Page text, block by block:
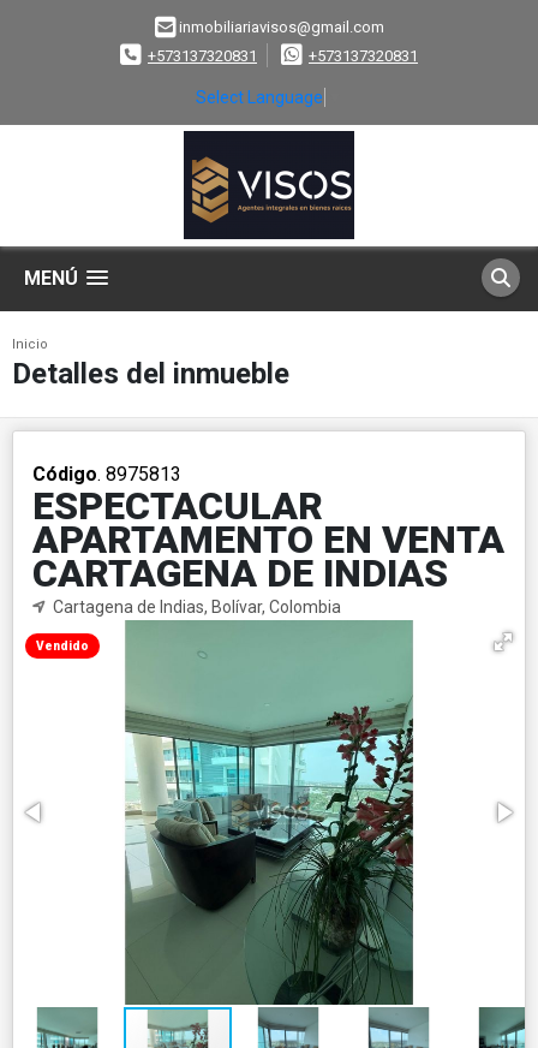
inmobiliariavisos@gmail.com
+573137320831
+573137320831
Select Language
MENÚ
Inicio
Detalles del inmueble
Código. 8975813
ESPECTACULAR
APARTAMENTO EN VENTA
CARTAGENA DE INDIAS
Cartagena de Indias, Bolívar, Colombia
Vendido